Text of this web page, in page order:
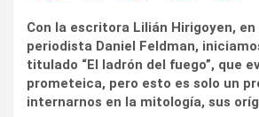
Con la escritora Lilián Hirigoyen,
periodista Daniel Feldman,
titulado “El ladrón del fuego”, que
prometeica, pero esto es solo un
internarnos en la mitología, sus